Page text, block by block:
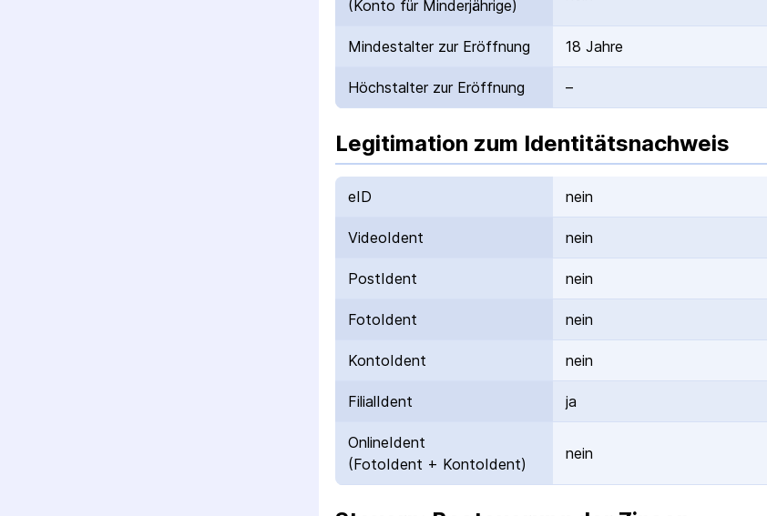
(Konto für Minderjährige)
Mindestalter zur Eröffnung 18 Jahre
Höchstalter zur Eröffnung –
Legitimation zum Identitätsnachweis
eID nein
VideoIdent nein
PostIdent nein
FotoIdent nein
KontoIdent nein
FilialIdent ja
OnlineIdent
(FotoIdent + KontoIdent)
nein